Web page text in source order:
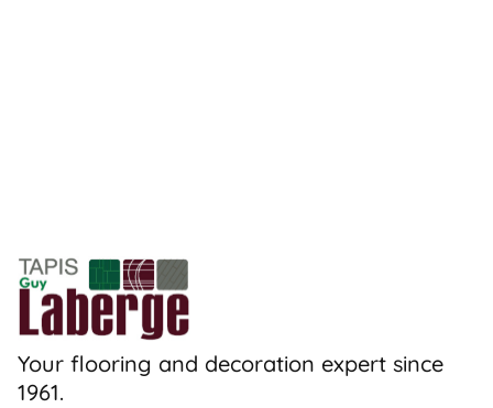
Your flooring and decoration expert since
1961.